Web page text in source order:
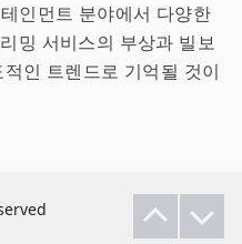
인먼트 분야에서 다양한
밍 서비스의 부상과 빌보
인 트렌드로 기억될 것이